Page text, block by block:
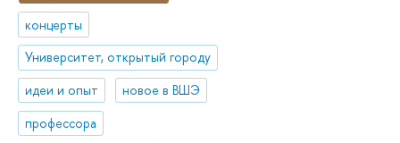
концерты
Университет, открытый городу
идеи и опыт
новое в ВШЭ
профессора